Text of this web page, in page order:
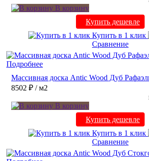
В корзину
Купить дешевле
Купить в 1 клик
Сравнение
Подробнее
Массивная доска Antic Wood Дуб
8502 ₽ / м2
В корзину
Купить дешевле
Купить в 1 клик
Сравнение